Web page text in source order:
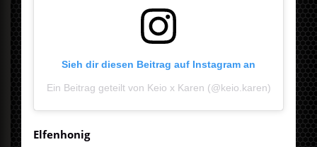
Sieh dir diesen Beitrag auf Instagram an
Ein Beitrag geteilt von Keio x Karen (@keio.karen)
Elfenhonig